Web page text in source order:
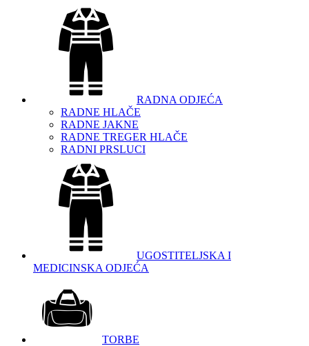
RADNA ODJEĆA
RADNE HLAČE
RADNE JAKNE
RADNE TREGER HLAČE
RADNI PRSLUCI
UGOSTITELJSKA I
MEDICINSKA ODJEĆA
TORBE